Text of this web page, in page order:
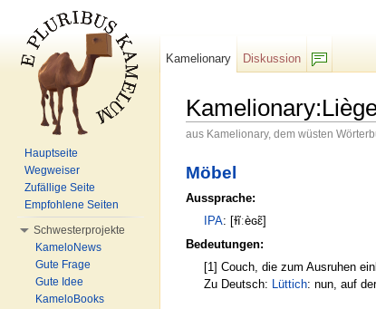
aus Kamelionary, dem wüsten
Möbel
Aussprache:
IPA: [ɫĩːèɢɛ̃]
Bedeutungen:
[1] Couch, die zum Ausruhen
Zu Deutsch: Lüttich: nun, auf
Kamelionary
Diskussion
Hauptseite
Wegweiser
Zufällige Seite
Empfohlene Seiten
Schwesterprojekte
KameloNews
Gute Frage
Gute Idee
KameloBooks